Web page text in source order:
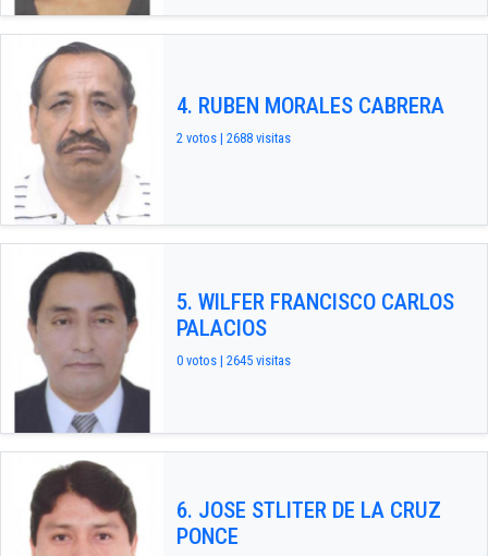
4. RUBEN MORALES CABRERA
2 votos | 2688 visitas
5. WILFER FRANCISCO CARLOS
PALACIOS
0 votos | 2645 visitas
6. JOSE STLITER DE LA CRUZ
PONCE